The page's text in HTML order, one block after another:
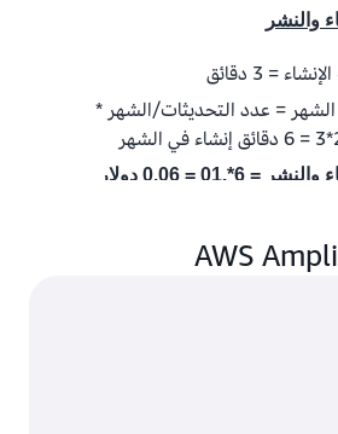
والنشر
= 3 دقائق
= عدد التحديثات/الشهر *
الرسوم الشهرية للإنشاء والنشر = 6*.01 = 0.06 دولار